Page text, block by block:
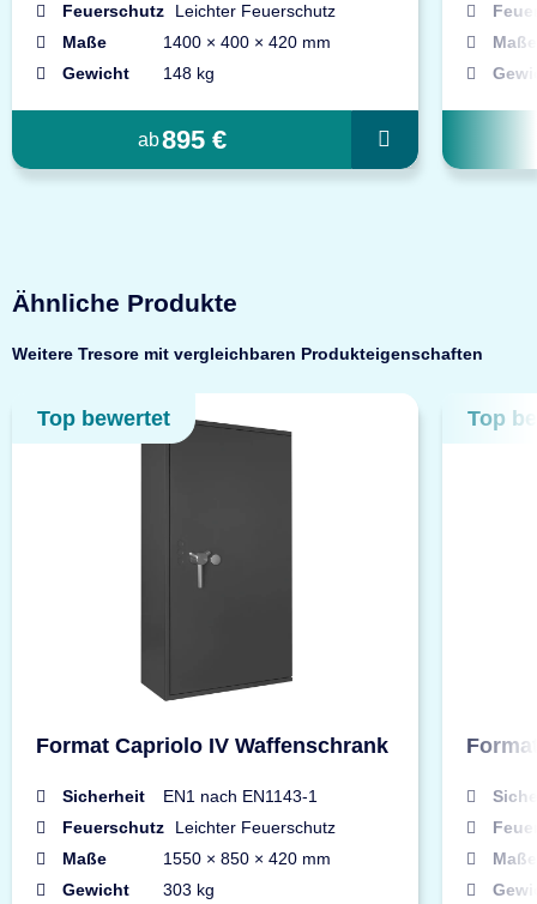
Feuerschutz
Leichter Feuerschutz
Maße
1400 × 400 × 420 mm
Gewicht
148 kg
ab895 €
Maße
Ähnliche Produkte
Weitere Tresore mit vergleichbaren Produkteigenschaften
Top bewertet
Format Capriolo IV Waffenschrank
Sicherheit
EN1 nach EN1143-1
Feuerschutz
Leichter Feuerschutz
Maße
1550 × 850 × 420 mm
Gewicht
303 kg
Top
Maße